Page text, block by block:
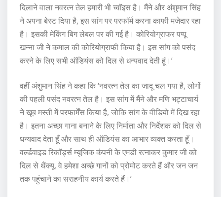
दिलाने वाला नवरत्न तेल हमारी भी च्वॉइस है। मैंने और अंशुमान सिंह
ने अपना बेस्ट दिया है, इस सांग पर परफॉर्म करना काफी मजेदार रहा
है। इसकी मेकिंग बिग लेबल पर की गई है। कोरियोग्राफर पप्पू
खन्ना जी ने कमाल की कोरियोग्राफी किया है। इस सांग को पसंद
करने के लिए सभी ऑडियंस को दिल से धन्यवाद देती हूं।’
वहीं अंशुमान सिंह ने कहा कि ‘नवरत्न तेल का जादू चल गया है, लोगों
की पहली पसंद नवरत्न तेल है। इस सांग में मैंने और मणि भट्टाचार्य
ने खूब मस्ती में परफार्मेंस किया है, जोकि सांग के वीडियो में दिख रहा
है। इतना अच्छा गाना बनाने के लिए निर्माता और निर्देशक को दिल से
धन्यवाद देता हूँ और साथ ही ऑडियंस का आभार व्यक्त करता हूँ।
वर्ल्डवाइड रिकॉर्ड्स म्यूजिक कंपनी के एमडी रत्नाकर कुमार जी को
दिल से थैंक्यू, वे हमेशा अच्छे गानों को प्रोमोट करते हैं और जन जन
तक पहुंचाने का सराहनीय कार्य करते हैं।’